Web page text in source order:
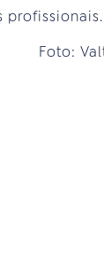
profissionais.